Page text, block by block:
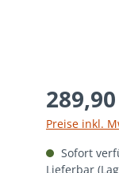
Preise inkl.
Sofort
Lieferbar